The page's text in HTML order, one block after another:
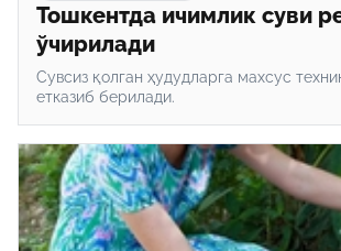
Тошкентда ичимлик суви
ўчирилади
Сувсиз қолган ҳудудларга махсус
етказиб берилади.